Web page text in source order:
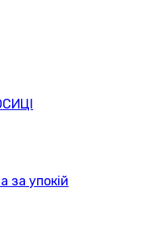
за упокій